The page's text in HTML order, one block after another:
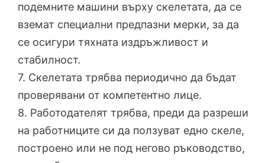
подемните машини върху скелетата, да се
вземат специални предпазни мерки, за да
се осигури тяхната издръжливост и
стабилност.
7. Скелетата трябва периодично да бъдат
проверявани от компетентно лице.
8. Работодателят трябва, преди да разреши
на работниците си да ползуват едно скеле,
построено или не под негово ръководство,